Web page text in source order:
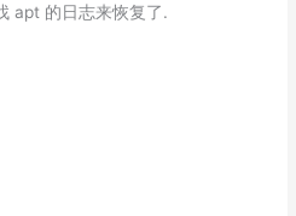
apt 的日志来恢复了.